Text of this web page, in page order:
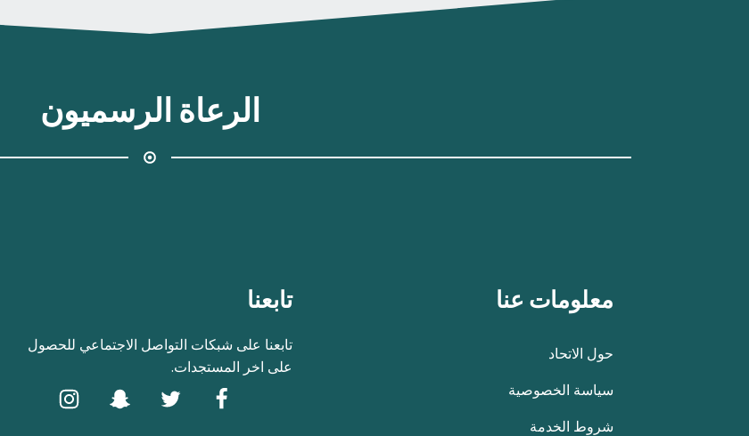
الرعاة الرسميون
معلومات عنا
حول الاتحاد
سياسة الخصوصية
شروط الخدمة
تابعنا
تابعنا على شبكات التواصل الاجتماعي للحصول
على اخر المستجدات.